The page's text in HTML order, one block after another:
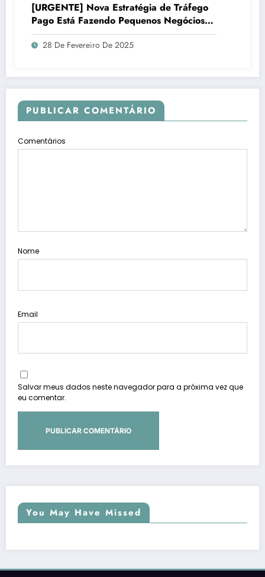
[URGENTE] Nova Estratégia de Tráfego
Pago Está Fazendo Pequenos Negócios
Lucrar Mais!
28 De Fevereiro De 2025
PUBLICAR COMENTÁRIO
Comentários
Nome
Email
Salvar meus dados neste navegador para a próxima vez que
eu comentar.
You May Have Missed